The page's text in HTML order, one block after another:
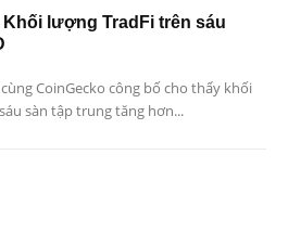
lượng TradFi trên sáu
CoinGecko công bố cho thấy khối
sàn tập trung tăng hơn...